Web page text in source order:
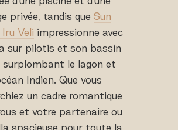
privée, tandis queSun
Veli impressionne avec
sur pilotis et son bassin
surplombant le lagon et
Indien. Que vous
un cadre romantique
et votre partenaire ou
spacieuse pour toute la